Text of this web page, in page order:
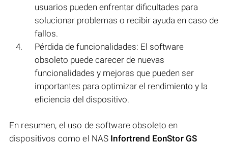
usuarios pueden enfrentar dificultades para
solucionar problemas o recibir ayuda en caso de
fallos.
Pérdida de funcionalidades: El software
obsoleto puede carecer de nuevas
funcionalidades y mejoras que pueden ser
importantes para optimizar el rendimiento y la
eficiencia del dispositivo.
En resumen, el uso de software obsoleto en
dispositivos como el NAS Infortrend EonStor GS